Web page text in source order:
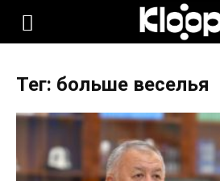
KLOOP.KG
Новости
Тег: больше веселья